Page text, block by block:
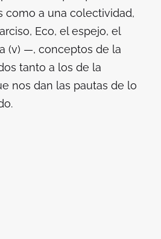
como a una colectividad,
Eco, el espejo, el
(v) —, conceptos de la
tanto a los de la
nos dan las pautas de lo